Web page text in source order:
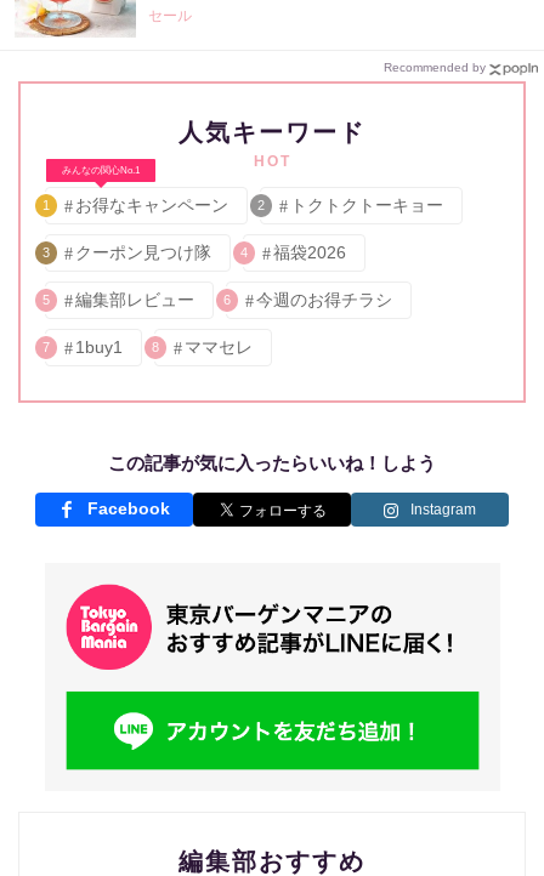
セール
Recommended by
人気キーワード
HOT
みんなの関心No.1
1 お得なキャンペーン 2 トクトクトーキョー
3 クーポン見つけ隊 4 福袋2026
5 編集部レビュー 6 今週のお得チラシ
7 1buy1 8 ママセレ
この記事が気に入ったらいいね！しよう
Facebook Instagram
編集部おすすめ